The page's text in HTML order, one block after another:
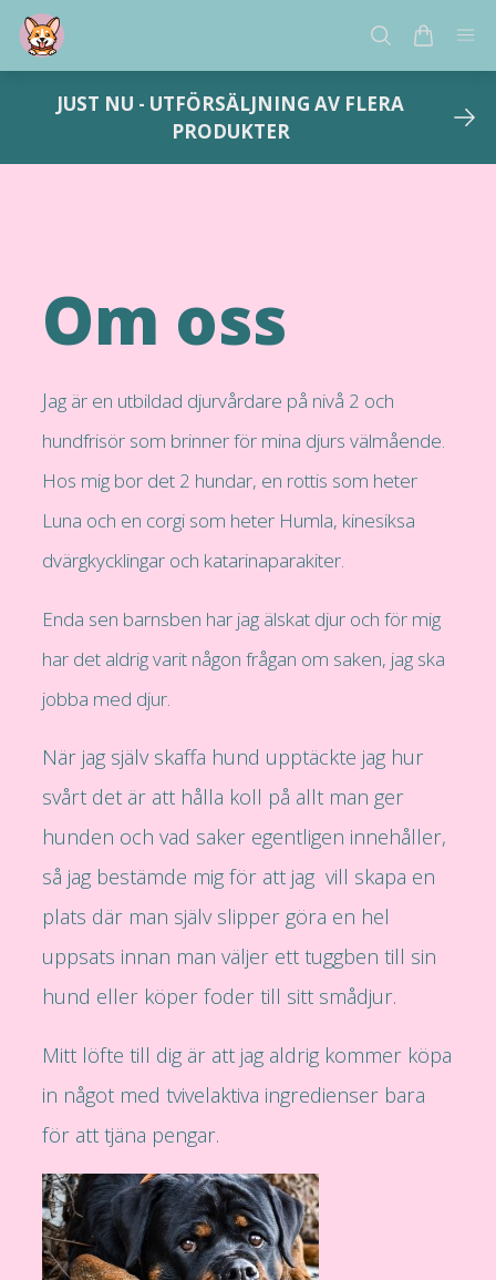
JUST NU - UTFÖRSÄLJNING AV FLERA
PRODUKTER
Om oss
Jag är en utbildad djurvårdare på nivå 2 och
hundfrisör som brinner för mina djurs välmående.
Hos mig bor det 2 hundar, en rottis som heter
Luna och en corgi som heter Humla, kinesiksa
dvärgkycklingar och katarinaparakiter.
Enda sen barnsben har jag älskat djur och för mig
har det aldrig varit någon frågan om saken, jag ska
jobba med djur.
När jag själv skaffa hund upptäckte jag hur
svårt det är att hålla koll på allt man ger
hunden och vad saker egentligen innehåller,
så jag bestämde mig för att jag vill skapa en
plats där man själv slipper göra en hel
uppsats innan man väljer ett tuggben till sin
hund eller köper foder till sitt smådjur.
Mitt löfte till dig är att jag aldrig kommer köpa
in något med tvivelaktiva ingredienser bara
för att tjäna pengar.